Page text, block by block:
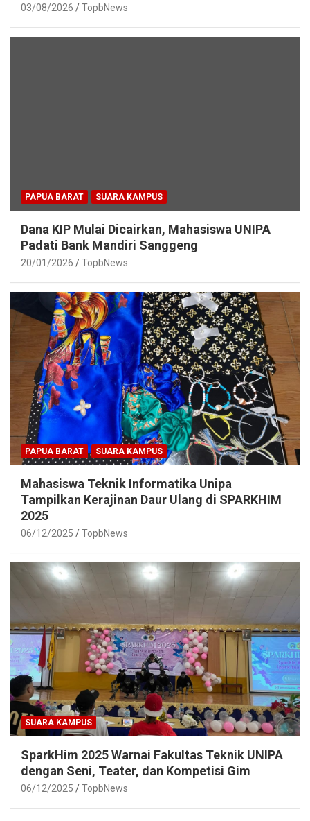
03/08/2026 TopbNews
PAPUA BARAT SUARA KAMPUS
Dana KIP Mulai Dicairkan, Mahasiswa UNIPA
Padati Bank Mandiri Sanggeng
20/01/2026 TopbNews
PAPUA BARAT SUARA KAMPUS
Mahasiswa Teknik Informatika Unipa
Tampilkan Kerajinan Daur Ulang di SPARKHIM
2025
06/12/2025 TopbNews
SUARA KAMPUS
SparkHim 2025 Warnai Fakultas Teknik UNIPA
dengan Seni, Teater, dan Kompetisi Gim
06/12/2025 TopbNews